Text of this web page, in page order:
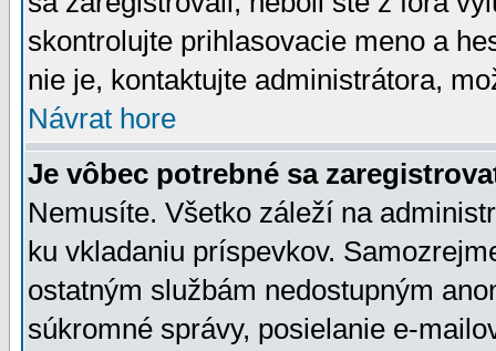
skontrolujte prihlasovacie meno a
nie je, kontaktujte administrátora,
Návrat hore
Je vôbec potrebné sa
Nemusíte. Všetko záleží na
ku vkladaniu príspevkov.
ostatným službám nedostupným
súkromné správy, posielanie e-